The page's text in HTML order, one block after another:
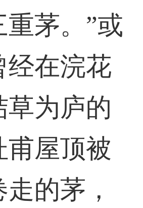
重茅。”或
经在浣花
草为庐的
甫屋顶被
的茅，